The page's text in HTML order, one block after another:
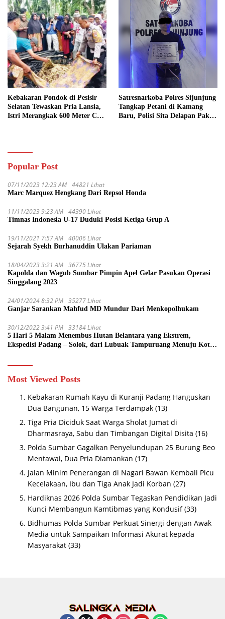
Kebakaran Pondok di Pesisir
Selatan Tewaskan Pria Lansia,
Istri Merangkak 600 Meter Cari
Satresnarkoba Polres Sijunjung
Tangkap Petani di Kamang
Baru, Polisi Sita Delapan Paket
Popular Post
07/11/2023 12:23 AM 44821 Lihat
Marc Marquez Hengkang Dari Repsol Honda
11/11/2023 9:23 AM 44390 Lihat
Timnas Indonesia U-17 Duduki Posisi Ketiga Grup A
19/11/2021 7:57 AM 40006 Lihat
Sejarah Syekh Burhanuddin Ulakan Pariaman
18/04/2023 3:21 AM 36775 Lihat
Kapolda dan Wagub Sumbar Pimpin Apel Gelar Pasukan Operasi
Singgalang 2023
24/01/2024 8:32 PM 35277 Lihat
Ganjar Sarankan Mahfud MD Mundur Dari Menkopolhukam
30/12/2022 3:41 PM 33184 Lihat
5 Hari 5 Malam Menembus Hutan Belantara yang Ekstrem,
Ekspedisi Padang – Solok, dari Lubuak Tampuruang Menuju Koto
Most Viewed Posts
Kebakaran Rumah Kayu di Kuranji Padang Hanguskan
Dua Bangunan, 15 Warga Terdampak (13)
Tiga Pria Diciduk Saat Warga Sholat Jumat di
Dharmasraya, Sabu dan Timbangan Digital Disita (16)
Polda Sumbar Gagalkan Penyelundupan 25 Burung Beo
Mentawai, Dua Pria Diamankan (17)
Jalan Minim Penerangan di Nagari Bawan Kembali Picu
Kecelakaan, Ibu dan Tiga Anak Jadi Korban (27)
Hardiknas 2026 Polda Sumbar Tegaskan Pendidikan Jadi
Kunci Membangun Kamtibmas yang Kondusif (33)
Bidhumas Polda Sumbar Perkuat Sinergi dengan Awak
Media untuk Sampaikan Informasi Akurat kepada
Masyarakat (33)